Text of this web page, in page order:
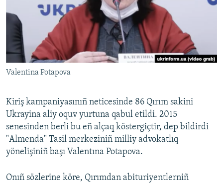
Русский
Українською
QOŞULIÑIZ!
RFE/RS bütün saytları
Valentina Potapova
Kiriş kampaniyasınıñ neticesinde 86 Qırım sakini
Ukrayina aliy oquv yurtuna qabul etildi. 2015
senesinden berli bu eñ alçaq köstergiçtir, dep bildirdi
"Almenda" Tasil merkeziniñ milliy advokatlıq
yönelişiniñ başı Valentına Potapova.
Onıñ sözlerine köre, Qırımdan abituriyentlerniñ